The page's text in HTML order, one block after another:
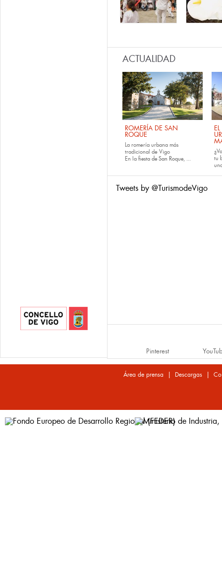
ACTUALIDAD
ROMERÍA DE SAN
ROQUE
La romería urbana más
tradicional de Vigo
En la fiesta de San Roque, ...
tu
Tweets by @TurismodeVigo
Pinterest
Área de prensa | Descargas|